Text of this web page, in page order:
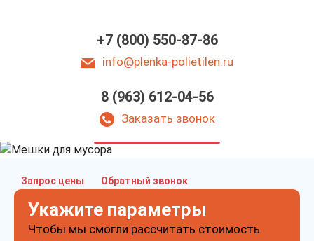
+7 (800) 550-87-86
info@plenka-polietilen.ru
8 (963) 612-04-56
Заказать звонок
Мешки для мусора
в Ростове-на-Дону
Запрос цены Обратный звонок
Укажите параметры
Чтобы мы смогли рассчитать стоимость